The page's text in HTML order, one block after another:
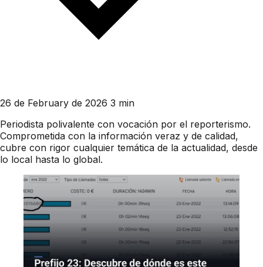
26 de February de 2026 3 min
Periodista polivalente con vocación por el reporterismo.
Comprometida con la información veraz y de calidad,
cubre con rigor cualquier temática de la actualidad, desde
lo local hasta lo global.